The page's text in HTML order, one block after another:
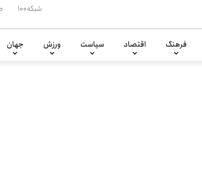
شبکه۱۰۰
فرهنگ اقتصاد سیاست ورزش جهان